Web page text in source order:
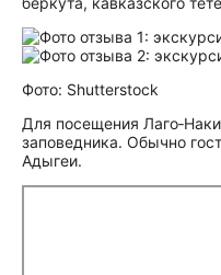
Фото: Shutterstock
Для посещения
заповедника. Обычно
Адыгеи.